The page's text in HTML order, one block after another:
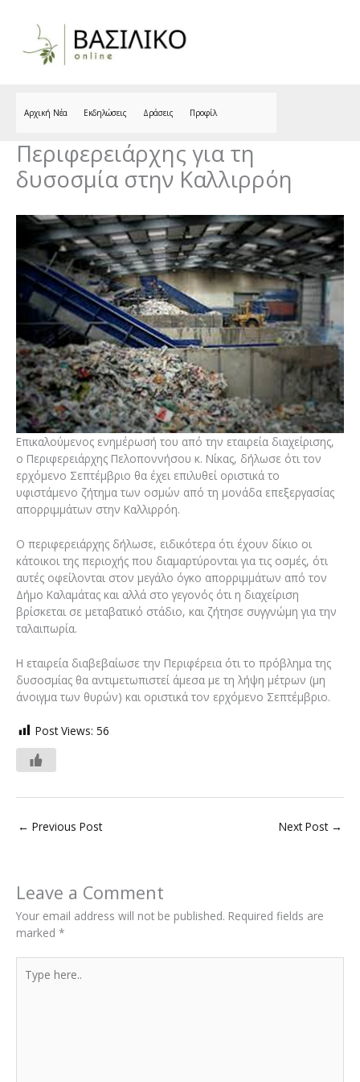
Αρχική Νέα Εκδηλώσεις Δράσεις Προφίλ
Περιφερειάρχης για τη
δυσοσμία στην Καλλιρρόη
Επικαλούμενος ενημέρωσή του από την εταιρεία διαχείρισης,
ο Περιφερειάρχης Πελοποννήσου κ. Νίκας, δήλωσε ότι τον
ερχόμενο Σεπτέμβριο θα έχει επιλυθεί οριστικά το
υφιστάμενο ζήτημα των οσμών από τη μονάδα επεξεργασίας
απορριμμάτων στην Καλλιρρόη.
Ο περιφερειάρχης δήλωσε, ειδικότερα ότι έχουν δίκιο οι
κάτοικοι της περιοχής που διαμαρτύρονται για τις οσμές, ότι
αυτές οφείλονται στον μεγάλο όγκο απορριμμάτων από τον
Δήμο Καλαμάτας και αλλά στο γεγονός ότι η διαχείριση
βρίσκεται σε μεταβατικό στάδιο, και ζήτησε συγγνώμη για την
ταλαιπωρία.
Η εταιρεία διαβεβαίωσε την Περιφέρεια ότι το πρόβλημα της
δυσοσμίας θα αντιμετωπιστεί άμεσα με τη λήψη μέτρων (μη
άνοιγμα των θυρών) και οριστικά τον ερχόμενο Σεπτέμβριο.
Post Views: 56
← Previous Post Next Post →
Leave a Comment
Your email address will not be published. Required fields are
marked *
here..